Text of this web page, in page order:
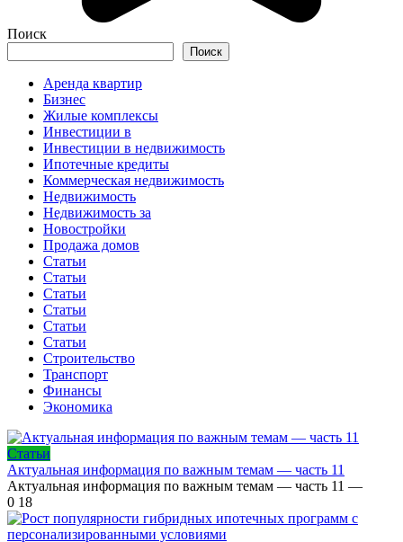
Поиск
Поиск
Аренда квартир
Бизнес
Жилые комплексы
Инвестиции в
Инвестиции в недвижимость
Ипотечные кредиты
Коммерческая недвижимость
Недвижимость
Недвижимость за
Новостройки
Продажа домов
Статьи
Статьи
Статьи
Статьи
Статьи
Статьи
Строительство
Транспорт
Финансы
Экономика
Статьи
Актуальная информация по важным темам — часть 11
Актуальная информация по важным темам — часть 11 —
0 18